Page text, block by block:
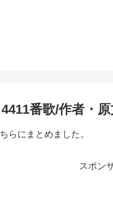
番歌/作者・
らにまとめました。
スポン